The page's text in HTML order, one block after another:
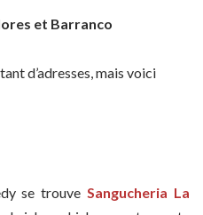
et Barranco
d’adresses, mais voici
se trouveSangucheria La